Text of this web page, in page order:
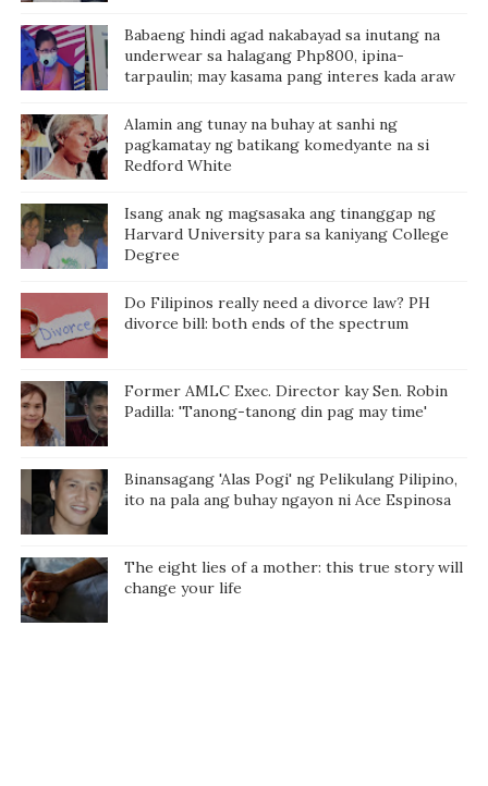
Babaeng hindi agad nakabayad sa inutang na
underwear sa halagang Php800, ipina-
tarpaulin; may kasama pang interes kada araw
Alamin ang tunay na buhay at sanhi ng
pagkamatay ng batikang komedyante na si
Redford White
Isang anak ng magsasaka ang tinanggap ng
Harvard University para sa kaniyang College
Degree
Do Filipinos really need a divorce law? PH
divorce bill: both ends of the spectrum
Former AMLC Exec. Director kay Sen. Robin
Padilla: 'Tanong-tanong din pag may time'
Binansagang 'Alas Pogi' ng Pelikulang Pilipino,
ito na pala ang buhay ngayon ni Ace Espinosa
The eight lies of a mother: this true story will
change your life